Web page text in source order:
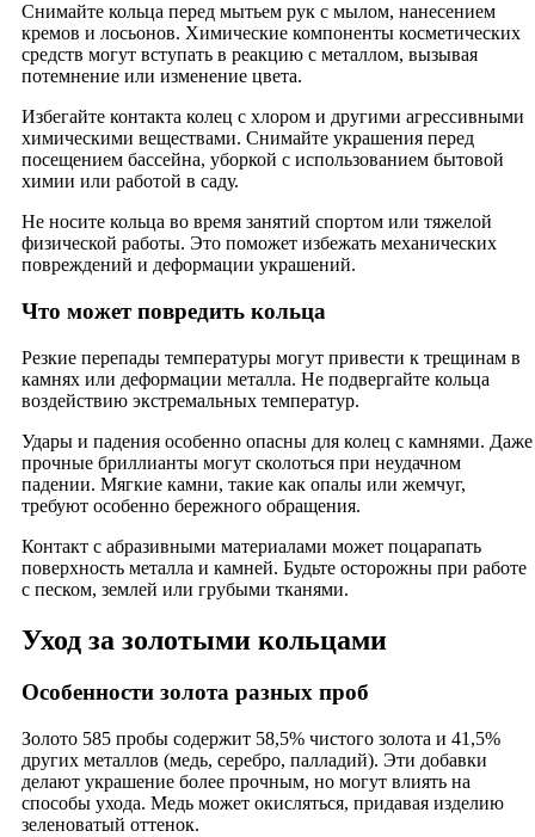
Снимайте кольца перед мытьем рук с мылом, нанесением
кремов и лосьонов. Химические компоненты косметических
средств могут вступать в реакцию с металлом, вызывая
потемнение или изменение цвета.
Избегайте контакта колец с хлором и другими агрессивными
химическими веществами. Снимайте украшения перед
посещением бассейна, уборкой с использованием бытовой
химии или работой в саду.
Не носите кольца во время занятий спортом или тяжелой
физической работы. Это поможет избежать механических
повреждений и деформации украшений.
Что может повредить кольца
Резкие перепады температуры могут привести к трещинам в
камнях или деформации металла. Не подвергайте кольца
воздействию экстремальных температур.
Удары и падения особенно опасны для колец с камнями. Даже
прочные бриллианты могут сколоться при неудачном
падении. Мягкие камни, такие как опалы или жемчуг,
требуют особенно бережного обращения.
Контакт с абразивными материалами может поцарапать
поверхность металла и камней. Будьте осторожны при работе
с песком, землей или грубыми тканями.
Уход за золотыми кольцами
Особенности золота разных проб
Золото 585 пробы содержит 58,5% чистого золота и 41,5%
других металлов (медь, серебро, палладий). Эти добавки
делают украшение более прочным, но могут влиять на
способы ухода. Медь может окисляться, придавая изделию
зеленоватый оттенок.